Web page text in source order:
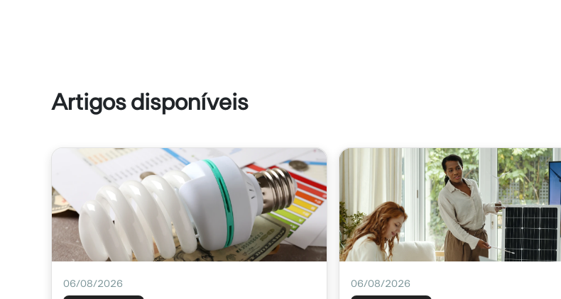
Artigos disponíveis
06/08/2026 06/08/2026